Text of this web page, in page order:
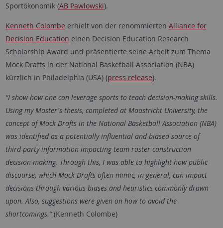
Sportökonomik (AB Pawlowski).
Kenneth Colombe erhielt von der renommierten Alliance for
Decision Education einen Decision Education Research
Scholarship Award und präsentierte seine Arbeit zum Thema
Mock Drafts in der National Basketball Association (NBA)
kürzlich in Philadelphia (USA) (press release).
“I show how one can leverage sports to teach decision-making skills.
Using my Master's thesis, completed at Maastricht University, the
concept of Mock Drafts in the National Basketball Association (NBA)
was identified as a potentially influential and biased source of
third-party information impacting team roster construction
decision-making. Through this, I was able to highlight how public
discourse, which Mock Drafts often mimic, in general, can impact
decisions through various biases and heuristics commonly drawn
upon. Also, suggestions were given on how to avoid the
shortcomings.”(Kenneth Colombe)